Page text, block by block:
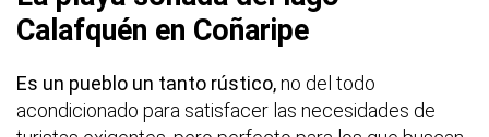
Calafquén en Coñaripe
Es un pueblo un tanto rústico,no del todo
acondicionado para satisfacer las necesidades de